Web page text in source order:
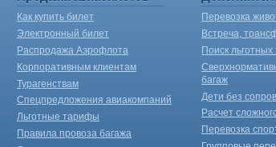
Как купить билет
Электронный билет
Распродажа Аэрофлота
Корпоративным клиентам
Турагенствам
Спецпредложения авиакомпаний
Льготные тарифы
Правила провоза багажа
Перевозка
Встреча,
Поиск
багаж
Дети без
Расчет
Перевозка